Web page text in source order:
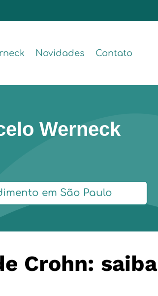
Novidades Contato
Werneck
em São Paulo
Crohn: saiba